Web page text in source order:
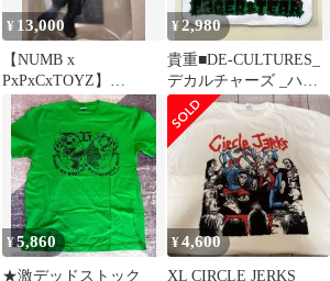
¥ 13,000
【NUMB x
PxPxCxTOYZ】
"HAZEMAN" ソフビ
BONEZ
¥2,980
貴重■DE-CULTURES_
デカルチャーズ _ハー
ドコア_タオル_新品 未
開封
¥5,860
★激デッドストック
¥4,600
XL CIRCLE JERKS